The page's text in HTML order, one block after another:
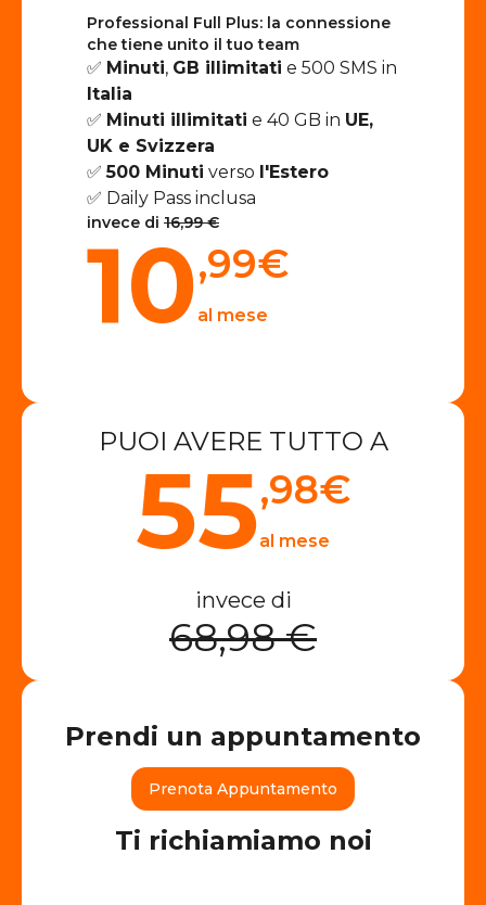
Professional Full Plus: la connessione
che tiene unito il tuo team
✅ Minuti, GB illimitati e 500 SMS in
Italia
✅ Minuti illimitati e 40 GB in UE,
UK e Svizzera
✅500 Minuti verso l'Estero
✅ Daily Pass inclusa
invece di 16,99 €
10,99€
al mese
PUOI AVERE TUTTO A
55,98€
al mese
invece di
68,98 €
Prendi un appuntamento
Prenota Appuntamento
Ti richiamiamo noi